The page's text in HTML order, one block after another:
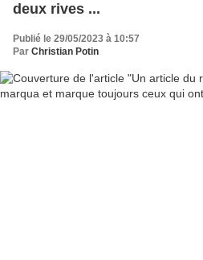
deux rives ...
Publié le 29/05/2023 à 10:57
Par Christian Potin